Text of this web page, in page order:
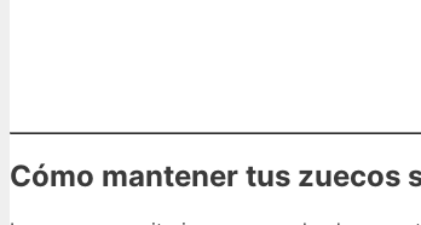
Cómo mantener tus zuecos